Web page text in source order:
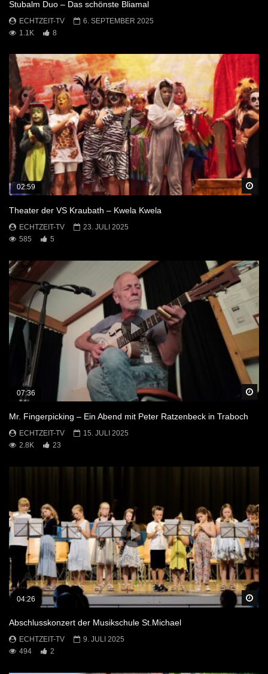
Stubalm Duo – Das schönste Bliamal
ECHTZEIT-TV
6. SEPTEMBER 2025
1.1K
8
02:59
Theater der VS Kraubath – Kwela Kwela
ECHTZEIT-TV
23. JULI 2025
585
5
07:36
Mr. Fingerpicking – Ein Abend mit Peter Ratzenbeck in Traboch
ECHTZEIT-TV
15. JULI 2025
2.8K
23
04:26
Abschlusskonzert der Musikschule St.Michael
ECHTZEIT-TV
9. JULI 2025
494
2